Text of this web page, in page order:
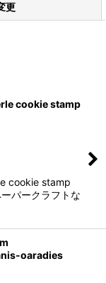
更
cookie stamp
cookie stamp
パークラフトな
oaradies